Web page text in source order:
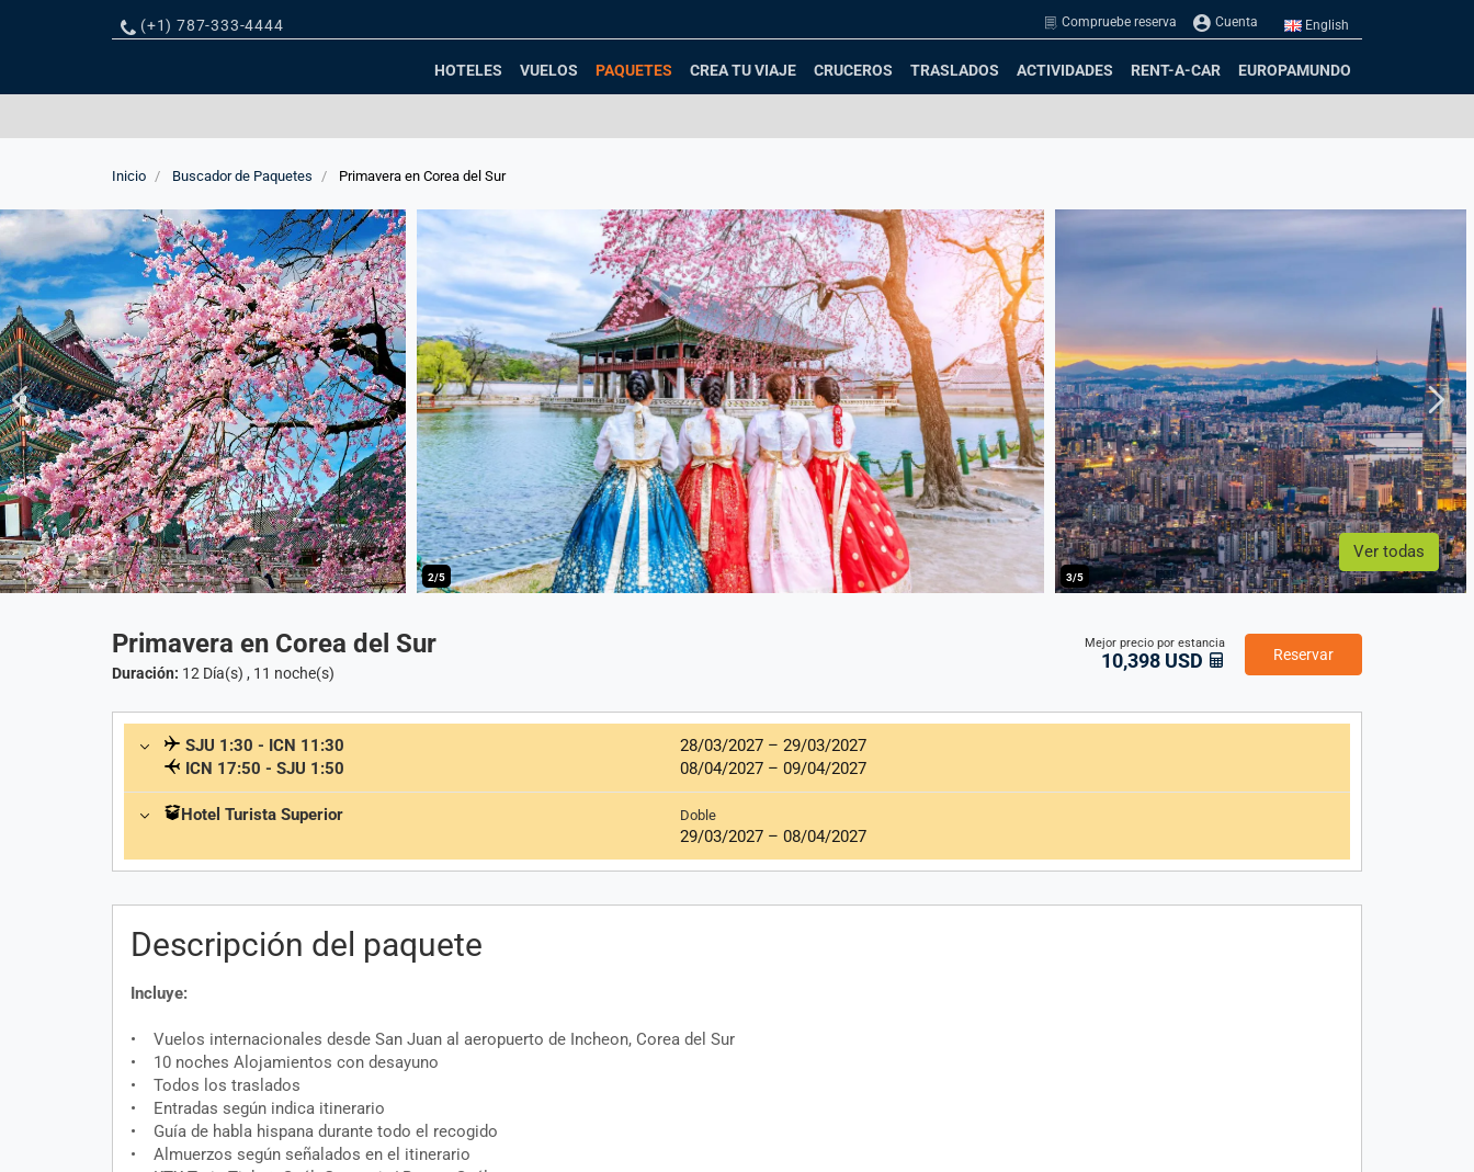
Teléfono
(+1) 787-333-4444 Compruebe reserva Cuenta English
HOTELES VUELOS PAQUETES (CURRENT)
CREA TU VIAJE CRUCEROS TRASLADOS ACTIVIDADES RENT-A-CAR EUROPAMUNDO
Inicio Buscador de Paquetes Primavera en Corea del Sur
2/5 3/5
Ver todas
Primavera en Corea del Sur
Duración: 12 Día(s) , 11 noche(s)
Mejor precio por estancia
10,398 USD Reservar
SJU 1:30 - ICN 11:30 28/03/2027 – 29/03/2027
ICN 17:50 - SJU 1:50
08/04/2027 – 09/04/2027
Hotel Turista Superior Doble
29/03/2027 – 08/04/2027
Descripción del paquete
Incluye:
• Vuelos internacionales desde San Juan al aeropuerto de Incheon, Corea del Sur
• 10 noches Alojamientos con desayuno
• Todos los traslados
• Entradas según indica itinerario
• Guía de habla hispana durante todo el recogido
• Almuerzos según señalados en el itinerario